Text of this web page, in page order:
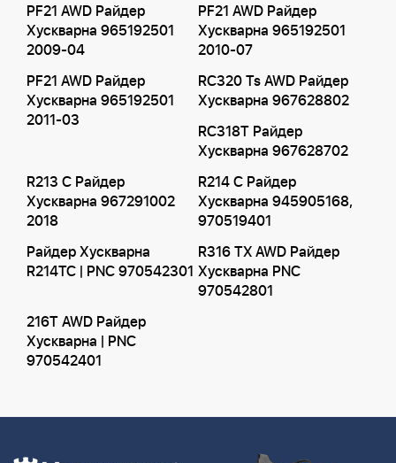
PF21 AWD Райдер
Хускварна 965192501
2009-04
PF21 AWD Райдер
Хускварна 965192501
2010-07
PF21 AWD Райдер
Хускварна 965192501
2011-03
RC320 Ts AWD Райдер
Хускварна 967628802
RC318T Райдер
Хускварна 967628702
R213 C Райдер
Хускварна 967291002
2018
R214 C Райдер
Хускварна 945905168,
970519401
Райдер Хускварна
R214TC | PNC 970542301
R316 TX AWD Райдер
Хускварна PNC
970542801
216T AWD Райдер
Хускварна | PNC
970542401